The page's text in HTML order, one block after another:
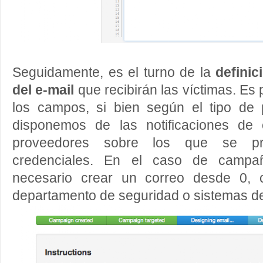
Seguidamente, es el turno de la
del e-mail que recibirán las víctimas. Es
los campos, si bien según el tipo de
disponemos de las notificaciones
proveedores sobre los que se
credenciales. En el caso de
necesario crear un correo desde 0,
departamento de seguridad o sistemas